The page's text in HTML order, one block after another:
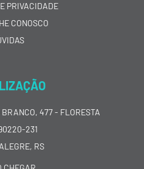
PRIVACIDADE
CONOSCO
BRANCO, 477 - FLORESTA
231
RS